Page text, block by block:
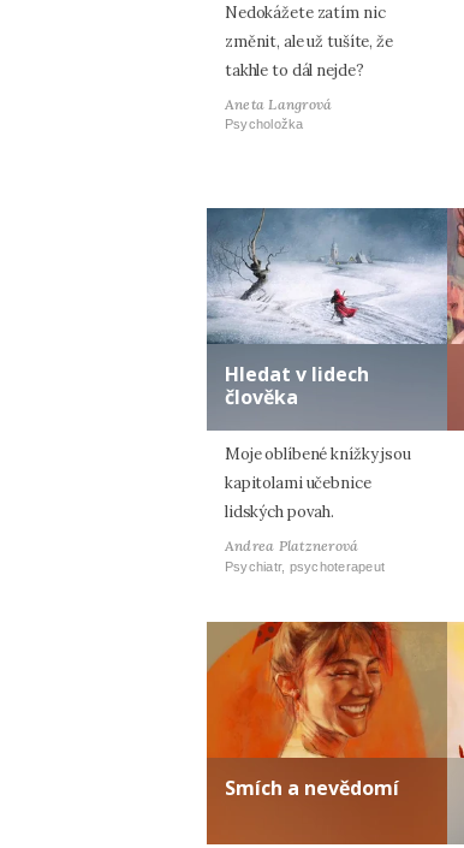
Nedokážete zatím nic
změnit, ale už tušíte, že
takhle to dál nejde?
Aneta Langrová
Psycholožka
Hledat v lidech
člověka
Moje oblíbené knížky jsou
kapitolami učebnice
lidských povah.
Andrea Platznerová
Psychiatr, psychoterapeut
Smích a nevědomí